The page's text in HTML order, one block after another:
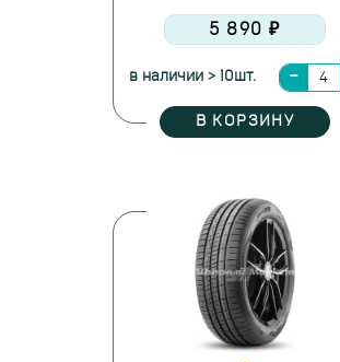
5 890 ₽
в наличии > 10шт.
В КОРЗИНУ